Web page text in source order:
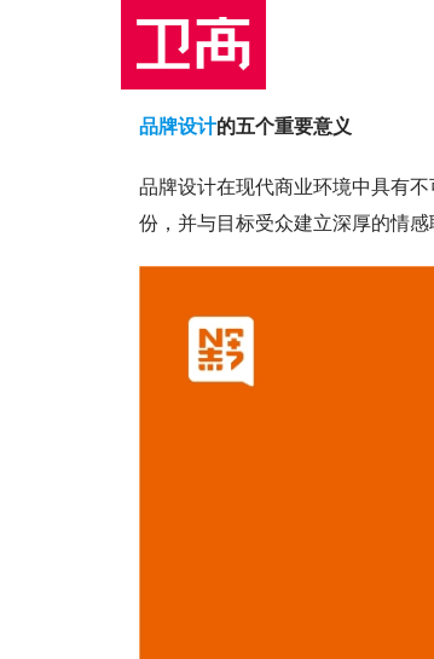
品牌设计的五个重要意义
品牌设计在现代商业环境中具有
份，并与目标受众建立深厚的情